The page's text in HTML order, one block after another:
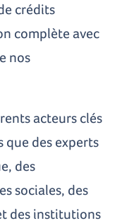
crédits
complète avec
nos
acteurs clés
que des experts
des
sociales, des
des institutions